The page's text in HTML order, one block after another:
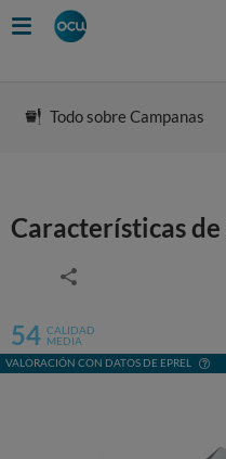
Todo sobre Campanas
Características
54 CALIDAD
MEDIA
VALORACIÓN CON DATOS DE EPREL